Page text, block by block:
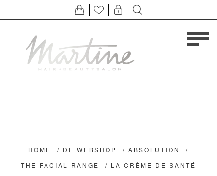
HOME / DE WEBSHOP / ABSOLUTION
/
THE FACIAL RANGE
/ LA CRÈME DE SANTÉ